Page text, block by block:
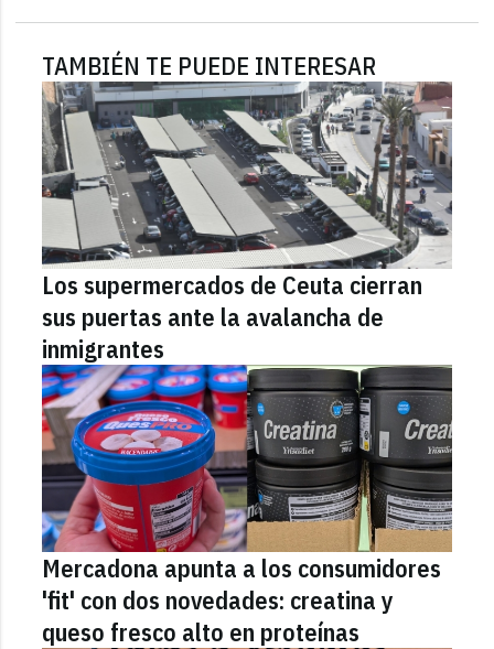
TAMBIÉN TE PUEDE INTERESAR
Los supermercados de Ceuta cierran
sus puertas ante la avalancha de
inmigrantes
Mercadona apunta a los consumidores
'fit' con dos novedades: creatina y
queso fresco alto en proteínas